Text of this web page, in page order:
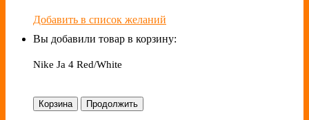
Добавить в список желаний
Вы добавили товар в корзину:
Nike Ja 4 Red/White
Корзина Продолжить